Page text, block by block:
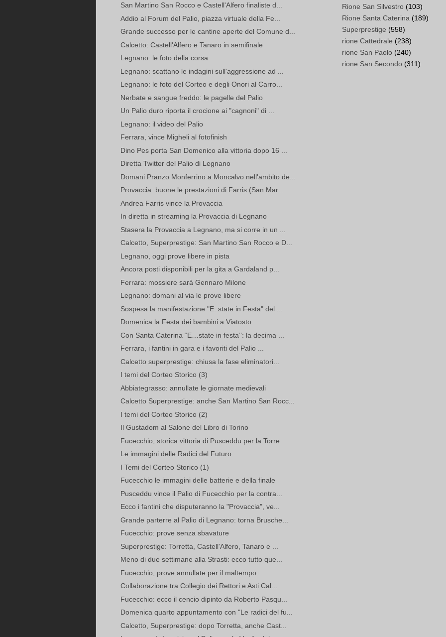
San Martino San Rocco e Castell'Alfero finaliste d...
Addio al Forum del Palio, piazza virtuale della Fe...
Grande successo per le cantine aperte del Comune d...
Calcetto: Castell'Alfero e Tanaro in semifinale
Legnano: le foto della corsa
Legnano: scattano le indagini sull'aggressione ad ...
Legnano: le foto del Corteo e degli Onori al Carro...
Nerbate e sangue freddo: le pagelle del Palio
Un Palio duro riporta il crocione ai "cagnoni" di ...
Legnano: il video del Palio
Ferrara, vince Migheli al fotofinish
Dino Pes porta San Domenico alla vittoria dopo 16 ...
Diretta Twitter del Palio di Legnano
Domani Pranzo Monferrino a Moncalvo nell'ambito de...
Provaccia: buone le prestazioni di Farris (San Mar...
Andrea Farris vince la Provaccia
In diretta in streaming la Provaccia di Legnano
Stasera la Provaccia a Legnano, ma si corre in un ...
Calcetto, Superprestige: San Martino San Rocco e D...
Legnano, oggi prove libere in pista
Ancora posti disponibili per la gita a Gardaland p...
Ferrara: mossiere sarà Gennaro Milone
Legnano: domani al via le prove libere
Sospesa la manifestazione "E..state in Festa" del ...
Domenica la Festa dei bambini a Viatosto
Con Santa Caterina “E…state in festa’’: la decima ...
Ferrara, i fantini in gara e i favoriti del Palio ...
Calcetto superprestige: chiusa la fase eliminatori...
I temi del Corteo Storico (3)
Abbiategrasso: annullate le giornate medievali
Calcetto Superprestige: anche San Martino San Rocc...
I temi del Corteo Storico (2)
Il Gustadom al Salone del Libro di Torino
Fucecchio, storica vittoria di Pusceddu per la Torre
Le immagini delle Radici del Futuro
I Temi del Corteo Storico (1)
Fucecchio le immagini delle batterie e della finale
Pusceddu vince il Palio di Fucecchio per la contra...
Ecco i fantini che disputeranno la "Provaccia", ve...
Grande parterre al Palio di Legnano: torna Brusche...
Fucecchio: prove senza sbavature
Superprestige: Torretta, Castell'Alfero, Tanaro e ...
Meno di due settimane alla Strasti: ecco tutto que...
Fucecchio, prove annullate per il maltempo
Collaborazione tra Collegio dei Rettori e Asti Cal...
Fucecchio: ecco il cencio dipinto da Roberto Pasqu...
Domenica quarto appuntamento con "Le radici del fu...
Calcetto, Superprestige: dopo Torretta, anche Cast...
Rione San Silvestro (103)
Rione Santa Caterina (189)
Superprestige (558)
rione Cattedrale (238)
rione San Paolo (240)
rione San Secondo (311)